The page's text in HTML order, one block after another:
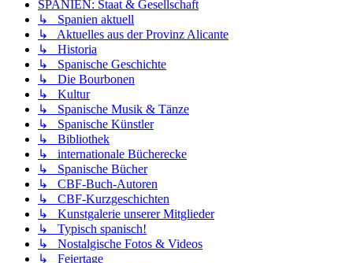
SPANIEN: Staat & Gesellschaft
↳ Spanien aktuell
↳ Aktuelles aus der Provinz Alicante
↳ Historia
↳ Spanische Geschichte
↳ Die Bourbonen
↳ Kultur
↳ Spanische Musik & Tänze
↳ Spanische Künstler
↳ Bibliothek
↳ internationale Bücherecke
↳ Spanische Bücher
↳ CBF-Buch-Autoren
↳ CBF-Kurzgeschichten
↳ Kunstgalerie unserer Mitglieder
↳ Typisch spanisch!
↳ Nostalgische Fotos & Videos
↳ Feiertage